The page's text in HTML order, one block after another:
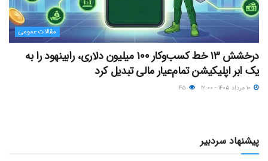
مقالات عمومی
درخشش ۱۳ خط کسب‌وکار ۱۰۰ میلیون دلاری، رابینهود را به
یک ابر اپلیکیشن تمام‌عیار مالی تبدیل کرد
پیشنهاد سردبیر